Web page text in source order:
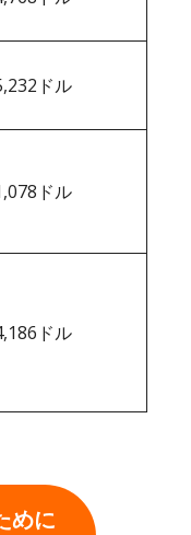
ドル
ドル
ドル
めに